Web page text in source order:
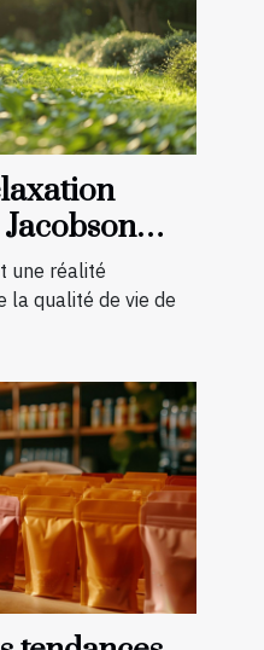
la douleur
une réalité
la qualité de vie de